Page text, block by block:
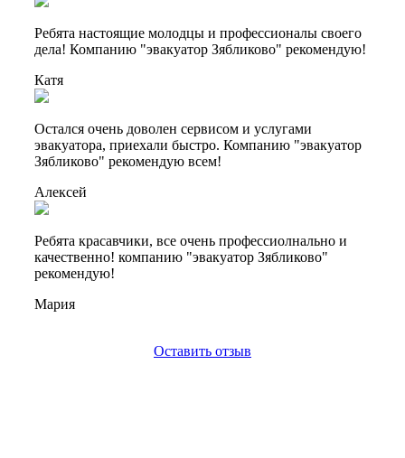
Ребята настоящие молодцы и профессионалы своего
дела! Компанию "эвакуатор Зябликово" рекомендую!
Катя
Остался очень доволен сервисом и услугами
эвакуатора, приехали быстро. Компанию "эвакуатор
Зябликово" рекомендую всем!
Алексей
Ребята красавчики, все очень профессиолнально и
качественно! компанию "эвакуатор Зябликово"
рекомендую!
Мария
Оставить отзыв